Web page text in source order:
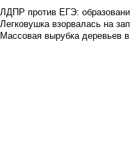
ЛДПР против ЕГЭ:
Легковушка взорвалась на
Массовая вырубка деревьев